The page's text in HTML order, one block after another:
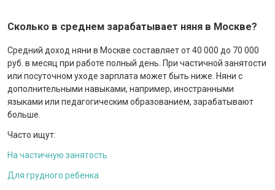
Сколько в среднем зарабатывает няня в Москве?
Средний доход няни в Москве составляет от 40 000 до 70 000
руб. в месяц при работе полный день. При частичной занятости
или посуточном уходе зарплата может быть ниже. Няни с
дополнительными навыками, например, иностранными
языками или педагогическим образованием, зарабатывают
больше.
Часто ищут:
На частичную занятость
Для грудного ребенка